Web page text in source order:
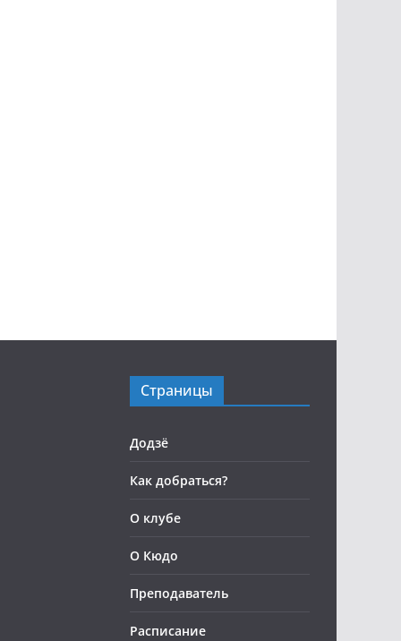
Страницы
Додзё
Как добраться?
О клубе
О Кюдо
Преподаватель
Расписание